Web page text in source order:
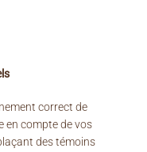
correct de
en compte de vos
des témoins